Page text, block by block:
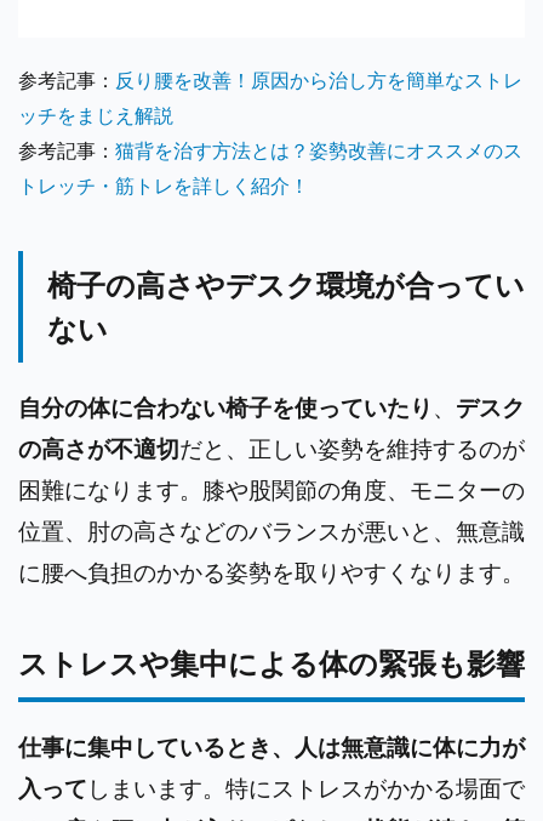
参考記事： 反り腰を改善！原因から治し方を簡単なストレ
ッチをまじえ解説
参考記事： 猫背を治す方法とは？姿勢改善にオススメのス
トレッチ・筋トレを詳しく紹介！
椅子の高さやデスク環境が合ってい
ない
自分の体に合わない椅子を使っていたり 、 デスク
の高さが不適切だと、正しい姿勢を維持するのが
困難になります。膝や股関節の角度、モニターの
位置、肘の高さなどのバランスが悪いと、無意識
に腰へ負担のかかる姿勢を取りやすくなります。
ストレスや集中による体の緊張も影響
仕事に集中しているとき、人は無意識に体に力が
入って しまいます。特にストレスがかかる場面で